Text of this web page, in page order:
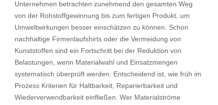
Unternehmen betrachten zunehmend den gesamten Weg
von der Rohstoffgewinnung bis zum fertigen Produkt, um
Umweltwirkungen besser einschätzen zu können. Schon
nachhaltige Firmenlaufshirts oder die Vermeidung von
Kunststoffen sind ein Fortschritt bei der Reduktion von
Belastungen, wenn Materialwahl und Einsatzmengen
systematisch überprüft werden. Entscheidend ist, wie früh im
Prozess Kriterien für Haltbarkeit, Reparierbarkeit und
Wiederverwendbarkeit einfließen. Wer Materialströme